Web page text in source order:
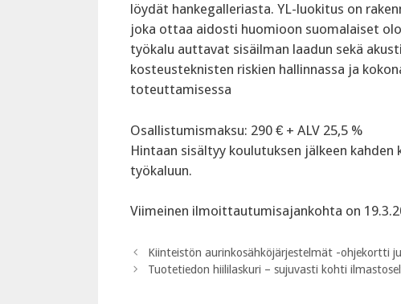
löydät hankegalleriasta. YL-luokitus on
joka ottaa aidosti huomioon suomalaiset
työkalu auttavat sisäilman laadun sekä
kosteusteknisten riskien hallinnassa ja
toteuttamisessa
‍Osallistumismaksu: 290 € + ALV 25,5 %
Hintaan sisältyy koulutuksen jälkeen
työkaluun.
‍Viimeinen ilmoittautumisajankohta on
Kiinteistön aurinkosähköjärjestelmät -ohjekortti
Tuotetiedon hiililaskuri – sujuvasti kohti